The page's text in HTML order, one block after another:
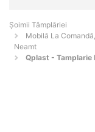
Șoimii Tâmplăriei
Mobilă La
Neamt
Qplast - Tamplarie